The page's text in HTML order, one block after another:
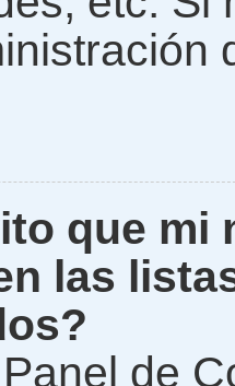
que mi
las
de